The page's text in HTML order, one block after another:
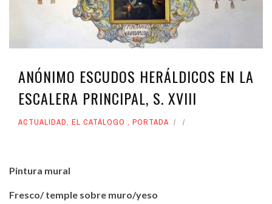
ANÓNIMO ESCUDOS HERÁLDICOS EN LA
ESCALERA PRINCIPAL, S. XVIII
ACTUALIDAD, EL CATÁLOGO , PORTADA
Pintura mural
Fresco/ temple sobre muro/yeso